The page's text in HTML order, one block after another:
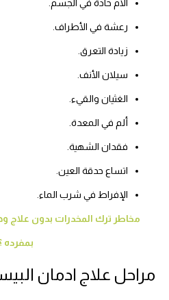
آلام حادة في الجسم.
رعشة في الأطراف.
زيادة التعرق.
سيلان الأنف.
الغثيان والقيء.
ألم في المعدة.
فقدان الشهية.
اتساع حدقة العين.
الإفراط في شرب الماء.
مخاطر ترك المخدرات بدون علاج
بمفرده
مراحل علاج ادمان